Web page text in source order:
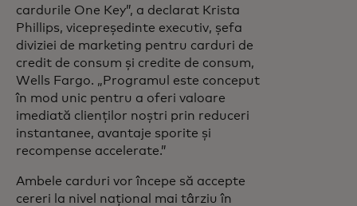
cardurile One Key”, a declarat Krista
Phillips, vicepreședinte executiv, șefa
diviziei de marketing pentru carduri de
credit de consum și credite de consum,
Wells Fargo. „Programul este conceput
în mod unic pentru a oferi valoare
imediată clienților noștri prin reduceri
instantanee, avantaje sporite și
recompense accelerate.”
Ambele carduri vor începe să accepte
cereri la nivel național mai târziu în